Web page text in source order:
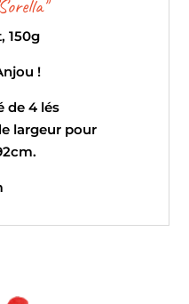
150g
!
de 4 lés
largeur pour